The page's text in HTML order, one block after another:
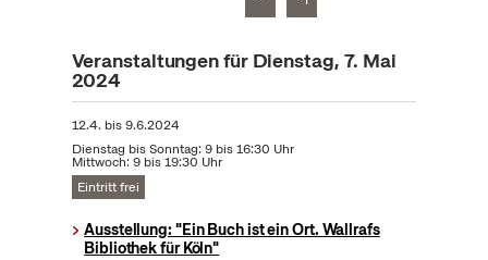
Veranstaltungen für Dienstag, 7. Mai
2024
12.4. bis9.6.2024
Dienstag bis Sonntag: 9 bis 16:30 Uhr
Mittwoch: 9 bis 19:30 Uhr
Eintritt frei
Ausstellung: "Ein Buch ist ein Ort. Wallrafs
Bibliothek für Köln"